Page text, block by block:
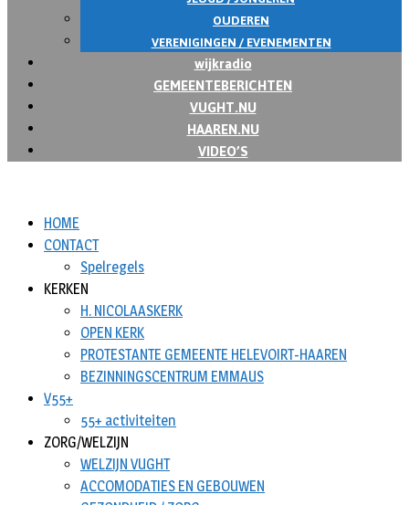
OUDEREN
VERENIGINGEN / EVENEMENTEN
wijkradio
GEMEENTEBERICHTEN
VUGHT.NU
HAAREN.NU
VIDEO’S
HOME
CONTACT
Spelregels
KERKEN
H. NICOLAASKERK
OPEN KERK
PROTESTANTE GEMEENTE HELEVOIRT-HAAREN
BEZINNINGSCENTRUM EMMAUS
V55+
55+ activiteiten
ZORG/WELZIJN
WELZIJN VUGHT
ACCOMODATIES EN GEBOUWEN